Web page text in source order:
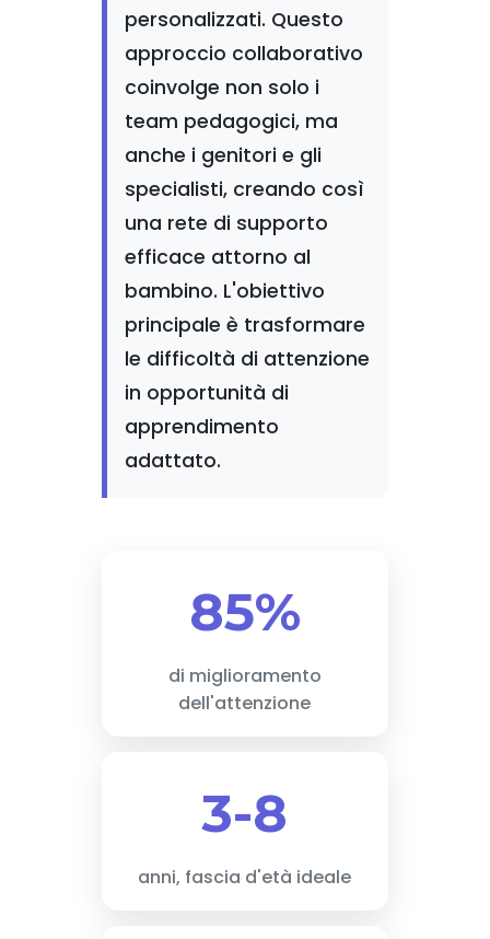
personalizzati. Questo
approccio collaborativo
coinvolge non solo i
team pedagogici, ma
anche i genitori e gli
specialisti, creando così
una rete di supporto
efficace attorno al
bambino. L'obiettivo
principale è trasformare
le difficoltà di attenzione
in opportunità di
apprendimento
adattato.
85%
di miglioramento
dell'attenzione
3-8
anni, fascia d'età ideale